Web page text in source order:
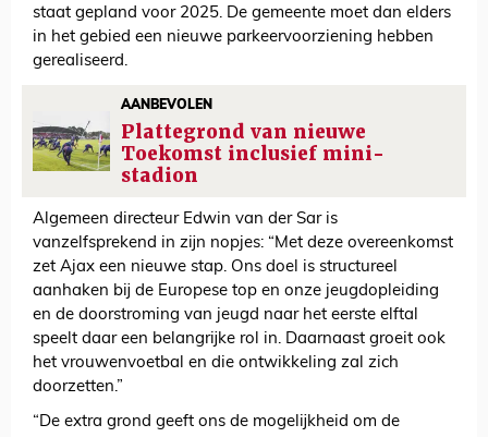
staat gepland voor 2025. De gemeente moet dan elders
in het gebied een nieuwe parkeervoorziening hebben
gerealiseerd.
AANBEVOLEN
Plattegrond van nieuwe
Toekomst inclusief mini-
stadion
Algemeen directeur Edwin van der Sar is
vanzelfsprekend in zijn nopjes: “Met deze overeenkomst
zet Ajax een nieuwe stap. Ons doel is structureel
aanhaken bij de Europese top en onze jeugdopleiding
en de doorstroming van jeugd naar het eerste elftal
speelt daar een belangrijke rol in. Daarnaast groeit ook
het vrouwenvoetbal en die ontwikkeling zal zich
doorzetten.”
“De extra grond geeft ons de mogelijkheid om de